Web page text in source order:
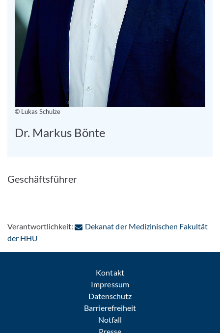
© Lukas Schulze
Dr. Markus Bönte
Geschäftsführer
Verantwortlichkeit:
Dekanat der Medizinischen Fakultät
der HHU
Kontakt
Impressum
Datenschutz
Barrierefreiheit
Notfall